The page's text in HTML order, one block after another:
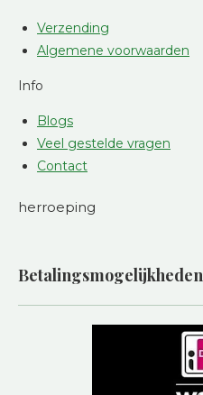
Verzending
Algemene voorwaarden
Info
Blogs
Veel gestelde vragen
Contact
herroeping
Betalingsmogelijkheden